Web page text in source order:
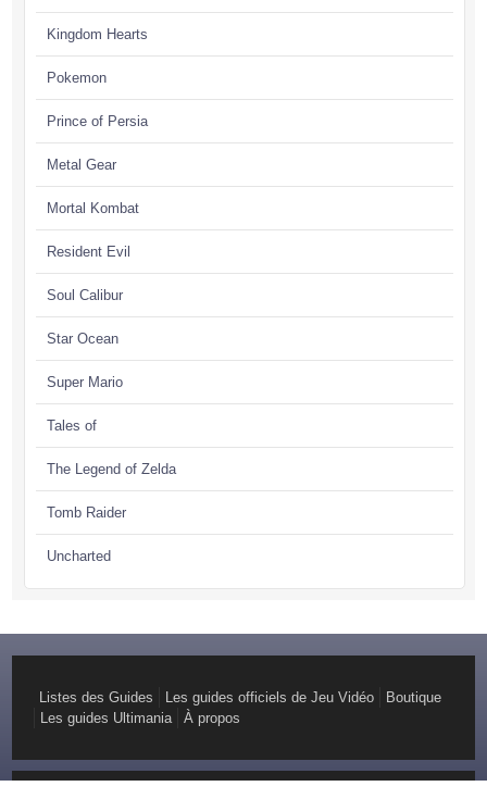
Kingdom Hearts
Pokemon
Prince of Persia
Metal Gear
Mortal Kombat
Resident Evil
Soul Calibur
Star Ocean
Super Mario
Tales of
The Legend of Zelda
Tomb Raider
Uncharted
Listes des Guides Les guides officiels de Jeu Vidéo
Boutique
Les guides Ultimania
À propos